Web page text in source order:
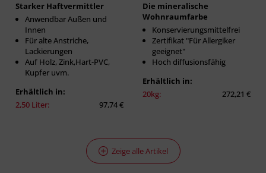
Starker Haftvermittler
Anwendbar Außen und
Innen
Für alte Anstriche,
Lackierungen
Auf Holz, Zink,Hart-PVC,
Kupfer uvm.
Erhältlich in:
2,50 Liter:
97,74 €
Die mineralische
Wohnraumfarbe
Konservierungsmittelfrei
Zertifikat "Für Allergiker
geeignet"
Hoch diffusionsfähig
Erhältlich in:
20kg:
272,21 €
Zeige alle Artikel